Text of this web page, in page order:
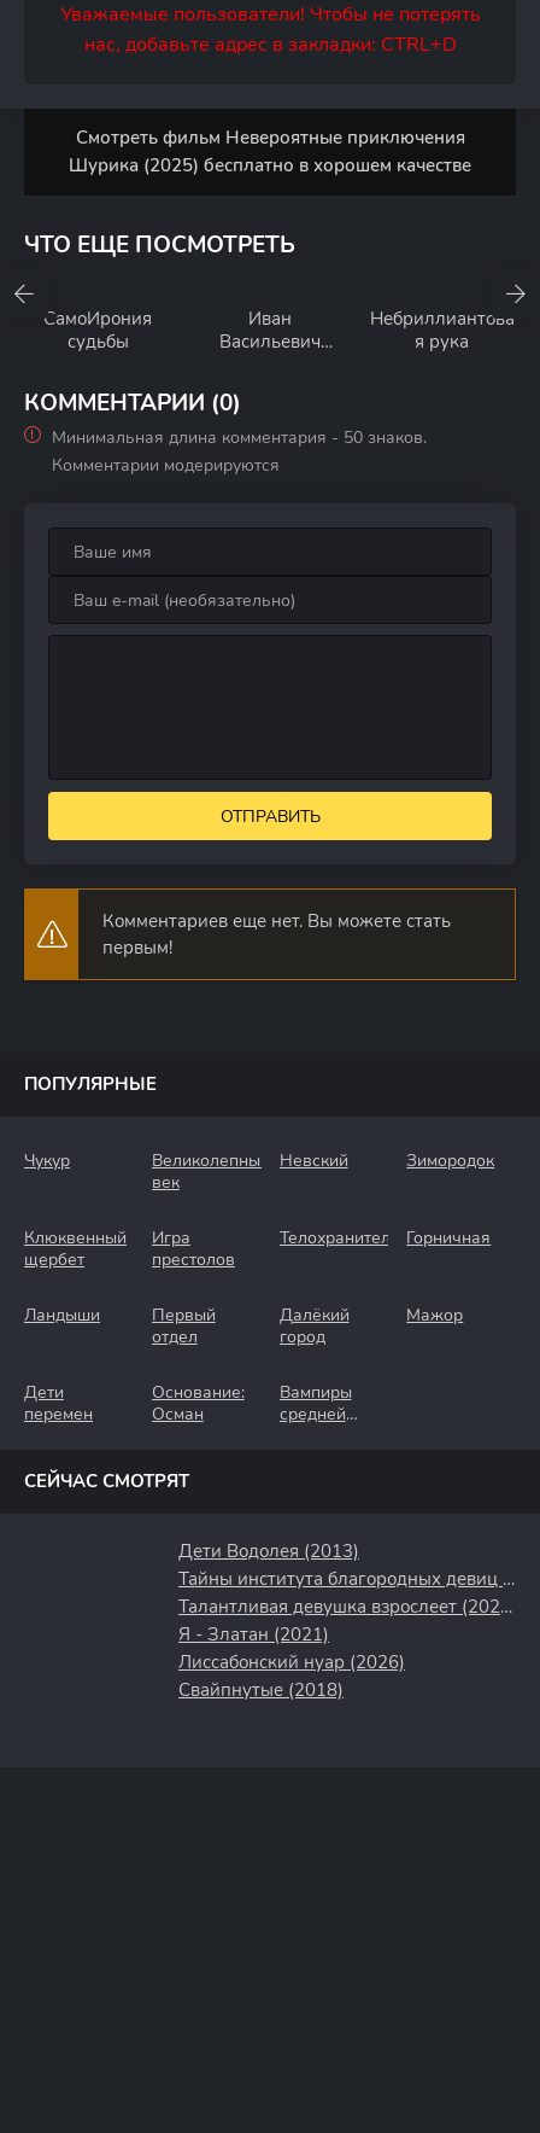
Уважаемые пользователи! Чтобы не потерять
нас, добавьте адрес в закладки: CTRL+D
Смотреть фильм Невероятные приключения
Шурика (2025) бесплатно в хорошем качестве
ЧТО ЕЩЕ ПОСМОТРЕТЬ
СамоИрония
судьбы
Иван
Васильевич
Небриллиантова
я рука
КОММЕНТАРИИ (0)
Минимальная длина комментария - 50 знаков.
Комментарии модерируются
ОТПРАВИТЬ
Комментариев еще нет. Вы можете стать
первым!
ПОПУЛЯРНЫЕ
Чукур
Великолепный
век
Невский Зимородок
Клюквенный
щербет
Игра
престолов
Телохранители Горничная
Ландыши
Первый
отдел
Далёкий
город
Мажор
Дети
перемен
Основание:
Осман
Вампиры
средней
СЕЙЧАС СМОТРЯТ
Дети Водолея (2013)
Тайны института благородных девиц (2013)
Талантливая девушка взрослеет (2024)
Я - Златан (2021)
Лиссабонский нуар (2026)
Свайпнутые (2018)